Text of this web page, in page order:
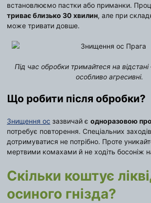
встановлюємо пастки або приманки.
триває близько 30 хвилин, але при
може тривати довше.
Під час обробки тримайтеся на
особливо агресивні.
Що робити після обробки?
Знищення ос зазвичай є одноразовою
потребує повторення. Спеціальних
дотримуватися не потрібно. Проте
мертвими комахами й не ходіть босоніж
Скільки коштує
осиного гнізда?